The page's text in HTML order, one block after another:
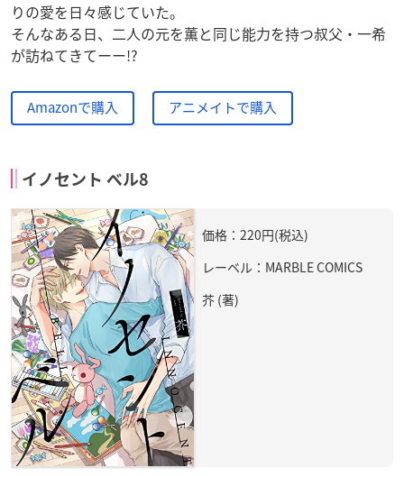
りの愛を日々感じていた。
そんなある日、二人の元を薫と同じ能力を持つ叔父・一希
が訪ねてきてーー!?
Amazonで購入 アニメイトで購入
イノセント ベル8
価格：220円(税込)
レーベル：MARBLE COMICS
芥 (著)